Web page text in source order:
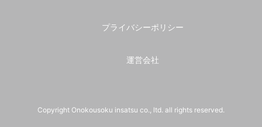
プライバシーポリシー
運営会社
Copyright Onokousoku insatsu co., ltd. all rights reserved.